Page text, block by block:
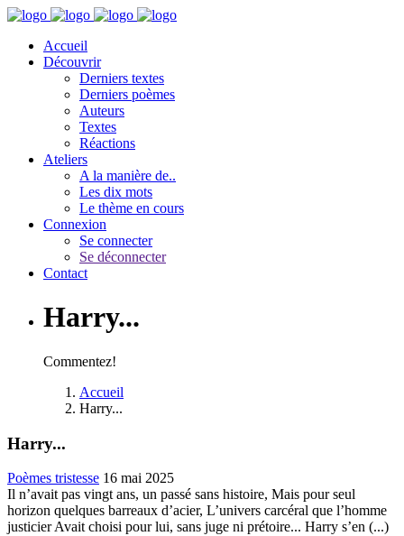
Accueil
Découvrir
Derniers textes
Derniers poèmes
Auteurs
Textes
Réactions
Ateliers
A la manière de..
Les dix mots
Le thème en cours
Connexion
Se connecter
Se déconnecter
Contact
Harry...
Commentez!
Accueil
Harry...
Harry...
Poèmes tristesse 16 mai 2025
Il n’avait pas vingt ans, un passé sans histoire, Mais pour seul
horizon quelques barreaux d’acier, L’univers carcéral que l’homme
justicier Avait choisi pour lui, sans juge ni prétoire... Harry s’en (...)